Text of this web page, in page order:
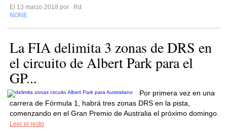
El 13 marzo 2018 por
Rd
NONE
La FIA delimita 3 zonas de DRS en
el circuito de Albert Park para el
GP...
Por primera vez en una
carrera de Fórmula 1, habrá tres zonas DRS en la pista,
comenzando en el Gran Premio de Australia el próximo domingo.
Leer el resto